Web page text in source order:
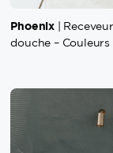
Phoenix |
douche –